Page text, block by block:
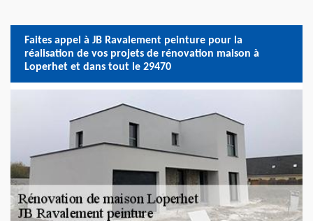
Faites appel à JB Ravalement peinture pour la
réalisation de vos projets de rénovation maison à
Loperhet et dans tout le 29470